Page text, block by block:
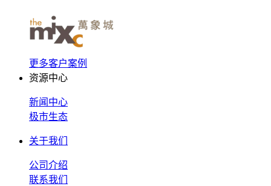
更多客户案例
资源中心
新闻中心
极市生态
关于我们
公司介绍
联系我们